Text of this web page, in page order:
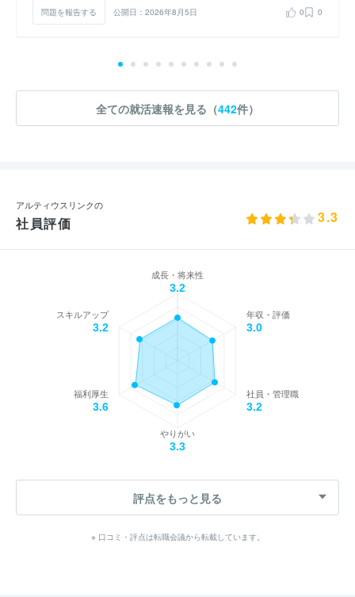
問題を報告する 公開日：2026年8月5日 0 0
全ての就活速報を見る（442件）
アルティウスリンクの
社員評価 3.3
成長・将来性
3.2
年収・評価
3.0
社員・管理職
3.2
やりがい
3.3
福利厚生
3.6
スキルアップ
3.2
評点をもっと見る
※ 口コミ・評点は転職会議から転載しています。